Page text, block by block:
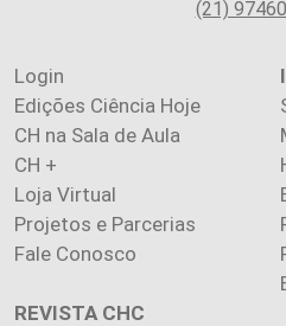
(21)
Login
Edições Ciência Hoje
CH na Sala de Aula
CH +
Loja Virtual
Projetos e Parcerias
Fale Conosco
REVISTA CHC